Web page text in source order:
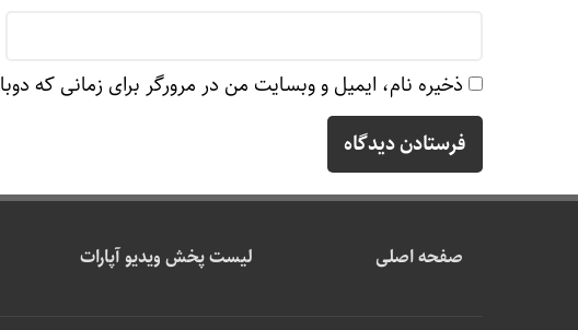
ذخیره نام، ایمیل و وبسایت من در مرورگر برای زمانی که
صفحه اصلی لیست پخش ویدیو آپارات